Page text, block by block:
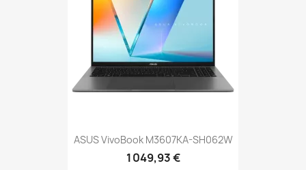
ASUS VivoBook M3607KA-SH062W
1 049,93 €